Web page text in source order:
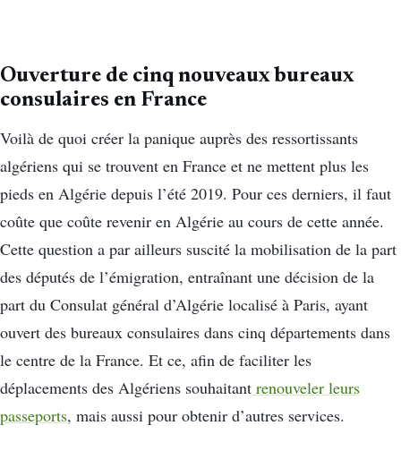
Ouverture de cinq nouveaux bureaux
consulaires en France
Voilà de quoi créer la panique auprès des ressortissants
algériens qui se trouvent en France et ne mettent plus les
pieds en Algérie depuis l’été 2019. Pour ces derniers, il faut
coûte que coûte revenir en Algérie au cours de cette année.
Cette question a par ailleurs suscité la mobilisation de la part
des députés de l’émigration, entraînant une décision de la
part du Consulat général d’Algérie localisé à Paris, ayant
ouvert des bureaux consulaires dans cinq départements dans
le centre de la France. Et ce, afin de faciliter les
déplacements des Algériens souhaitant renouveler leurs
passeports, mais aussi pour obtenir d’autres services.